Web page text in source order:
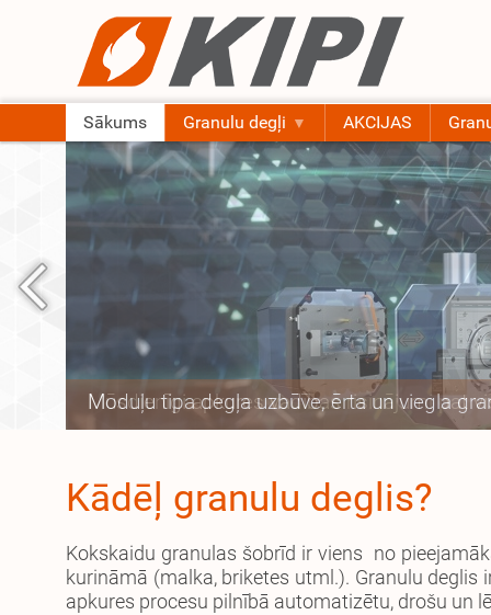
Sākums Granulu degļi AKCIJAS
Moduļu tipa degļa uzbūve, ērta un viegla
Kādēļ granulu deglis?
Kokskaidu granulas šobrīd ir viens no
kurināmā (malka, briketes utml.). Granulu
apkures procesu pilnībā automatizētu, drošu un